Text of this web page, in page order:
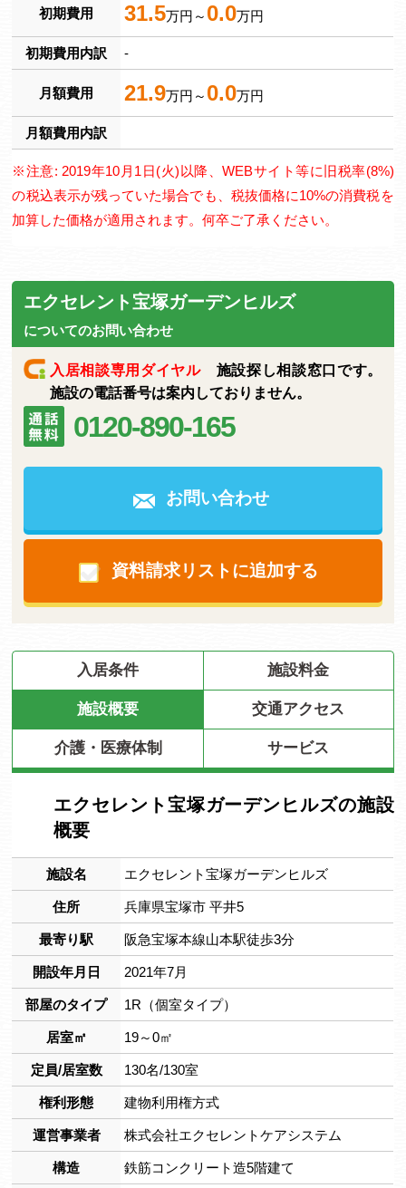
初期費用 31.5万円～ 0.0万円
初期費用内訳 -
月額費用 21.9万円～ 0.0万円
月額費用内訳
※注意: 2019年10月1日(火)以降、WEBサイト等に旧税率(8%)
の税込表示が残っていた場合でも、税抜価格に10%の消費税を
加算した価格が適用されます。何卒ご了承ください。
エクセレント宝塚ガーデンヒルズ
についてのお問い合わせ
入居相談専用ダイヤル施設探し相談窓口です。
施設の電話番号は案内しておりません。
0120-890-165
お問い合わせ
資料請求リストに追加する
入居条件 施設料金
施設概要 交通アクセス
介護・医療体制 サービス
エクセレント宝塚ガーデンヒルズの施設
概要
施設名 エクセレント宝塚ガーデンヒルズ
住所 兵庫県宝塚市 平井5
最寄り駅 阪急宝塚本線山本駅徒歩3分
開設年月日 2021年7月
部屋のタイプ 1R（個室タイプ）
居室㎡ 19～0㎡
定員/居室数 130名/130室
権利形態 建物利用権方式
運営事業者 株式会社エクセレントケアシステム
構造 鉄筋コンクリート造5階建て